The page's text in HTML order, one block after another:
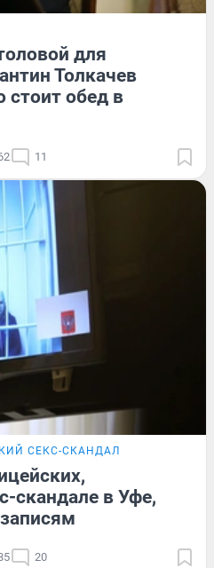
для
Толкачев
стоит обед в
11
СЕКС-СКАНДАЛ
скандале в Уфе,
20